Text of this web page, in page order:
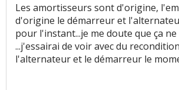
Les amortisseurs sont d'origine,
d'origine le démarreur et
pour l'instant...je me doute que ça
...j'essairai de voir avec du
l'alternateur et le démarreur le